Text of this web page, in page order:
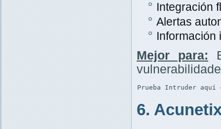
Integración
Alertas
Información
Mejor para:
Prueba Intruder
6.